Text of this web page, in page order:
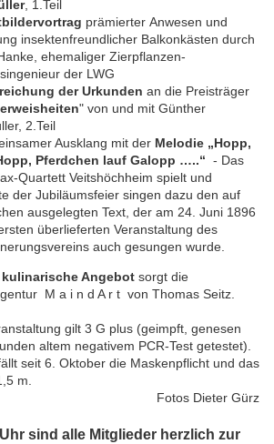
, 1.Teil
prämierter Anwesen und
insektenfreundlicher Balkonkästen durch
ehemaliger Zierpflanzen-
der LWG
der Urkunden an die Preisträger
" von und mit Günther
2.Teil
Ausklang mit der Melodie „Hopp,
Pferdchen lauf Galopp …..“ - Das
Quartett Veitshöchheim spielt und
der Jubiläumsfeier singen dazu den auf
ausgelegten Text, der am 24. Juni 1896
überlieferten Veranstaltung des
auch gesungen wurde.
kulinarische Angebot sorgt die
M a i n d A r t von Thomas Seitz.
gilt 3 G plus (geimpft, genesen
altem negativem PCR-Test getestet).
seit 6. Oktober die Maskenpflicht und das
m.
Fotos Dieter Gürz
sind alle Mitglieder herzlich zur